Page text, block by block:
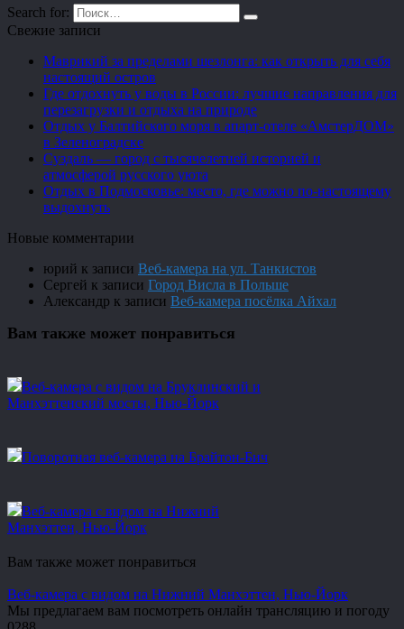
Search for:
Свежие записи
Маврикий за пределами шезлонга: как открыть для себя
настоящий остров
Где отдохнуть у воды в России: лучшие направления для
перезагрузки и отдыха на природе
Отдых у Балтийского моря в апарт-отеле «АмстерДОМ»
в Зеленоградске
Суздаль — город с тысячелетней историей и
атмосферой русского уюта
Отдых в Подмосковье: место, где можно по-настоящему
выдохнуть
Новые комментарии
юрий к записи Веб-камера на ул. Танкистов
Сергей к записи Город Висла в Польше
Александр к записи Веб-камера посёлка Айхал
Вам также может понравиться
Веб-камера с видом на Бруклинский и
Манхэттенский мосты, Нью-Йорк
Поворотная веб-камера на Брайтон-Бич
Веб-камера с видом на Нижний
Манхэттен, Нью-Йорк
Вам также может понравиться
Веб-камера с видом на Нижний Манхэттен, Нью-Йорк
Мы предлагаем вам посмотреть онлайн трансляцию и погоду